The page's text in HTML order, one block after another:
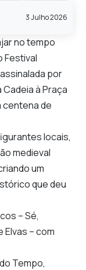
3 Julho 2026
no tempo
Festival
por
à Praça
centena de
locais,
medieval
um
que deu
– Sé,
Elvas – com
Tempo,